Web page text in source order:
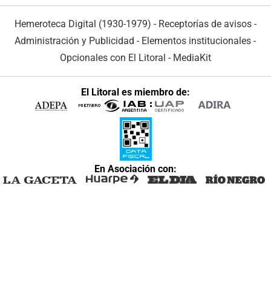
Hemeroteca Digital (1930-1979) - Receptorías de avisos -
Administración y Publicidad - Elementos institucionales -
Opcionales con El Litoral - MediaKit
El Litoral es miembro de:
En Asociación con: